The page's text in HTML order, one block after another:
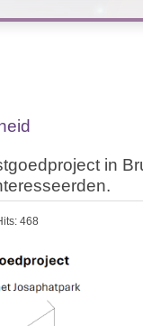
in
468